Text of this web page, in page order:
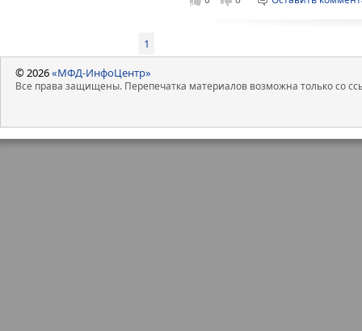
1
© 2026«МФД-ИнфоЦентр»
Все права защищены. Перепечатка материалов возможна только со